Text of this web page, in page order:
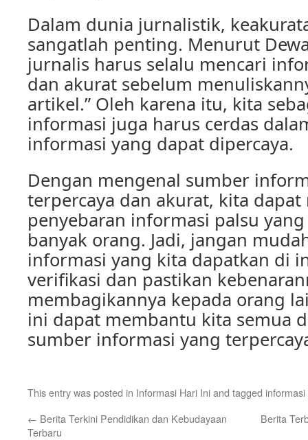
Dalam dunia jurnalistik,
sangatlah penting. Menurut
jurnalis harus selalu mencari
dan akurat sebelum
artikel.” Oleh karena itu, kita
informasi juga harus cerdas
informasi yang dapat dipercaya.
Dengan mengenal sumber
terpercaya dan akurat, kita
penyebaran informasi palsu
banyak orang. Jadi, jangan
informasi yang kita dapatkan di
verifikasi dan pastikan
membagikannya kepada orang
ini dapat membantu kita semua
sumber informasi yang
This entry was posted in Informasi Hari Iniand tagged
← Berita Terkini Pendidikan dan Kebudayaan
Terbaru
Berita